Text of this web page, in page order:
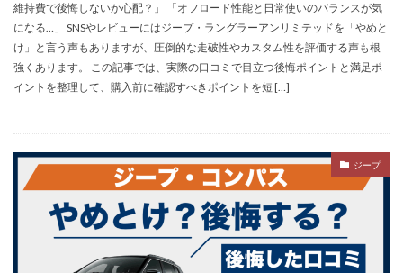
維持費で後悔しないか心配？」 「オフロード性能と日常使いのバランスが気
になる…」 SNSやレビューにはジープ・ラングラーアンリミテッドを「やめと
け」と言う声もありますが、圧倒的な走破性やカスタム性を評価する声も根
強くあります。 この記事では、実際の口コミで目立つ後悔ポイントと満足ポ
イントを整理して、購入前に確認すべきポイントを短 […]
ジープ